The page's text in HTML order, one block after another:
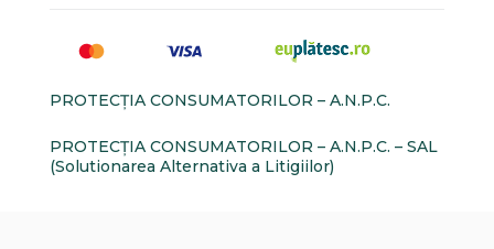
PROTECŢIA CONSUMATORILOR – A.N.P.C.
PROTECŢIA CONSUMATORILOR – A.N.P.C. – SAL
(Solutionarea Alternativa a Litigiilor)